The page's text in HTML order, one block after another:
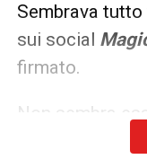
Sembrava
sui social
firmato.
Non sembra
parti però: i